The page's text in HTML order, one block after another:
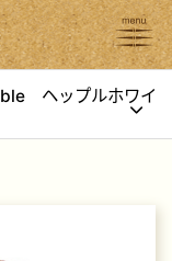
ヘップルホワイ